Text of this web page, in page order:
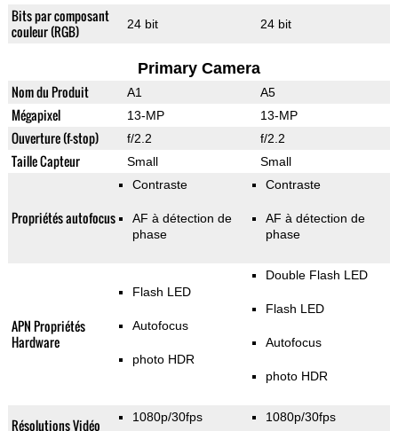
Bits par composant
couleur (RGB)
24 bit 24 bit
Primary Camera
Nom du Produit A1 A5
Mégapixel 13-MP 13-MP
Ouverture (f-stop) f/2.2 f/2.2
Taille Capteur Small Small
Propriétés autofocus
Contraste
AF à détection de
phase
Contraste
AF à détection de
phase
APN Propriétés
Hardware
Flash LED
Autofocus
photo HDR
Double Flash LED
Flash LED
Autofocus
photo HDR
Résolutions Vidéo 1080p/30fps 1080p/30fps